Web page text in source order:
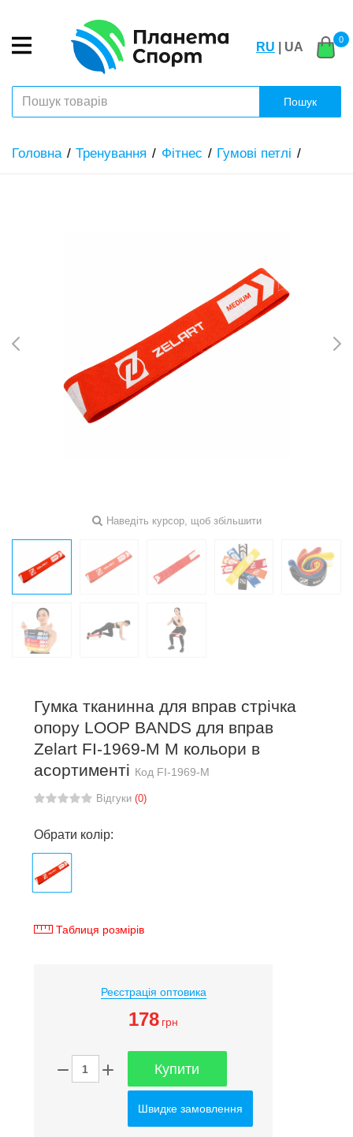
RU | UA
0
Пошук
Головна Тренування Фітнес Гумові петлі
Наведіть курсор, щоб збільшити
Гумка тканинна для вправ стрічка
опору LOOP BANDS для вправ
Zelart FI-1969-M M кольори в
асортименті Код FI-1969-M
Відгуки (0)
Обрати колір:
Таблиця розмірів
Реєстрація оптовика
178 грн
Купити
Швидке замовлення